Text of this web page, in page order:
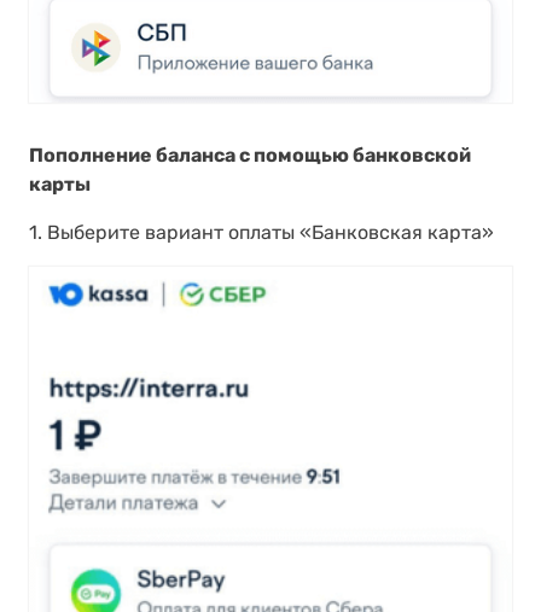
Пополнение баланса с помощью банковской
карты
1. Выберите вариант оплаты «Банковская карта»